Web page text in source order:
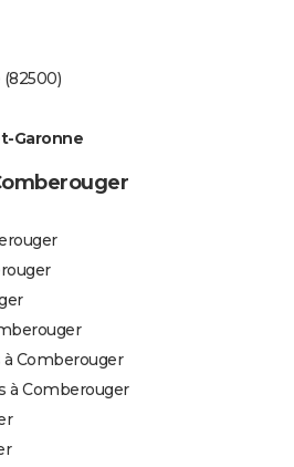
Garonne
Comberouger
à Comberouger